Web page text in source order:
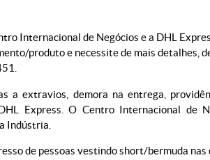
Internacional de Negócios e a DHL
produto e necessite de mais
a extravios, demora na entrega,
Express. O Centro Internacional de
Indústria.
de pessoas vestindo short/bermuda nas